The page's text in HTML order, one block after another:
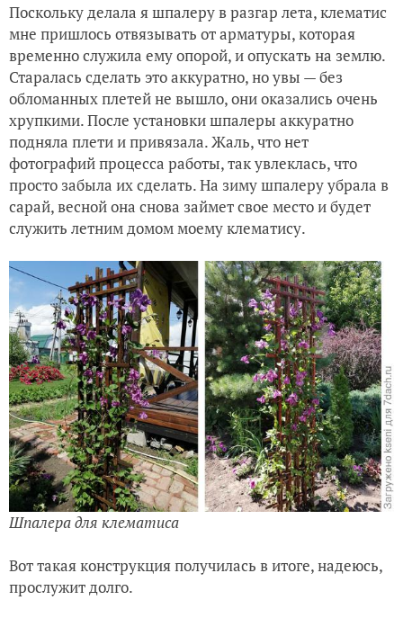
Поскольку делала я шпалеру в разгар лета, клематис
мне пришлось отвязывать от арматуры, которая
временно служила ему опорой, и опускать на землю.
Старалась сделать это аккуратно, но увы — без
обломанных плетей не вышло, они оказались очень
хрупкими. После установки шпалеры аккуратно
подняла плети и привязала. Жаль, что нет
фотографий процесса работы, так увлеклась, что
просто забыла их сделать. На зиму шпалеру убрала в
сарай, весной она снова займет свое место и будет
служить летним домом моему клематису.
Шпалера для клематиса
Вот такая конструкция получилась в итоге, надеюсь,
прослужит долго.